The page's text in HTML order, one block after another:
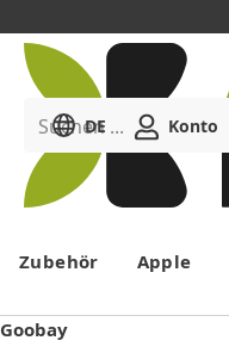
Menü
Suchen ...
DE Konto
Zubehör Apple
Goobay